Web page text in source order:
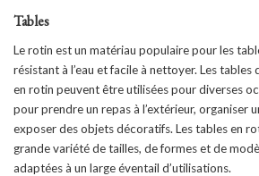
Tables
Le rotin est un matériau populaire pour les
résistant à l’eau et facile à nettoyer. Les tables
en rotin peuvent être utilisées pour diverses
pour prendre un repas à l’extérieur, organiser
exposer des objets décoratifs. Les tables en
grande variété de tailles, de formes et de
adaptées à un large éventail d’utilisations.